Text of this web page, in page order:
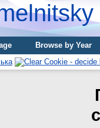
Browse by Year